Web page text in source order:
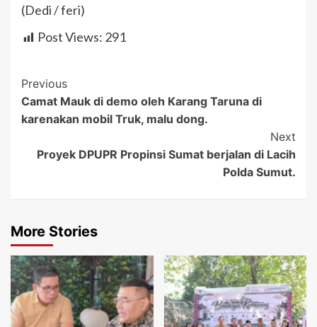
(Dedi / feri)
Post Views: 291
Post
Navigation
Previous
Camat Mauk di demo oleh Karang Taruna di
karenakan mobil Truk, malu dong.
Next
Proyek DPUPR Propinsi Sumat berjalan di Lacih
Polda Sumut.
More Stories